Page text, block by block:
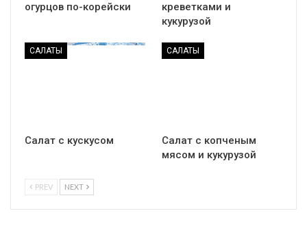
огурцов по-корейски
креветками и
кукурузой
САЛАТЫ
Салат с кускусом
САЛАТЫ
Салат с копченым
мясом и кукурузой
PREV NEXT